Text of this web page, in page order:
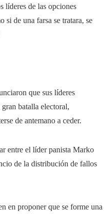
líderes de las opciones
si de una farsa se tratara, se
que sus líderes
batalla electoral,
de antemano a ceder.
entre el líder panista Marko
de la distribución de fallos
en proponer que se forme una